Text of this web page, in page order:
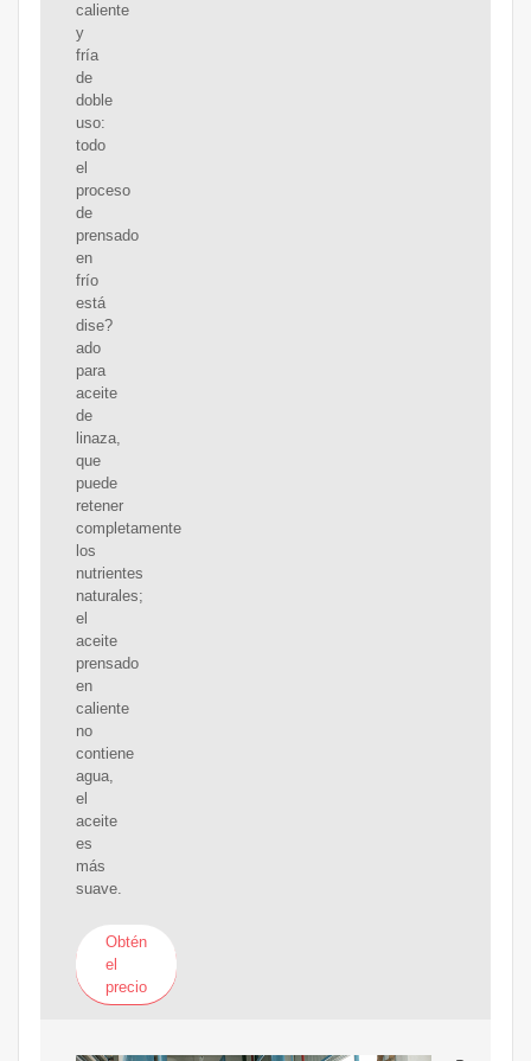
caliente
y
fría
de
doble
uso:
todo
el
proceso
de
prensado
en
frío
está
dise?
ado
para
aceite
de
linaza,
que
puede
retener
completamente
los
nutrientes
naturales;
el
aceite
prensado
en
caliente
no
contiene
agua,
el
aceite
es
más
suave.
Obtén
el
precio